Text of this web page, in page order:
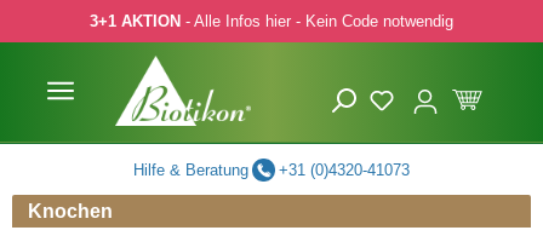
Hauptinhalt springen
Zur Suche springen
Zur Hauptnavigation springen
3+1 AKTION - Alle Infos hier - Kein Code notwendig
Hilfe & Beratung +31 (0)4320-41073
Knochen